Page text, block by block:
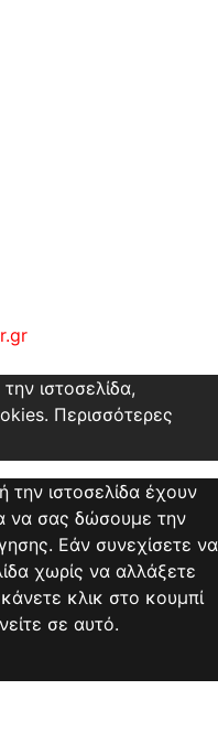
ιστοσελίδα,
Περισσότερες
την ιστοσελίδα έχουν
να σας δώσουμε την
Εάν συνεχίσετε να
χωρίς να αλλάξετε
κλικ στο κουμπί
σε αυτό.